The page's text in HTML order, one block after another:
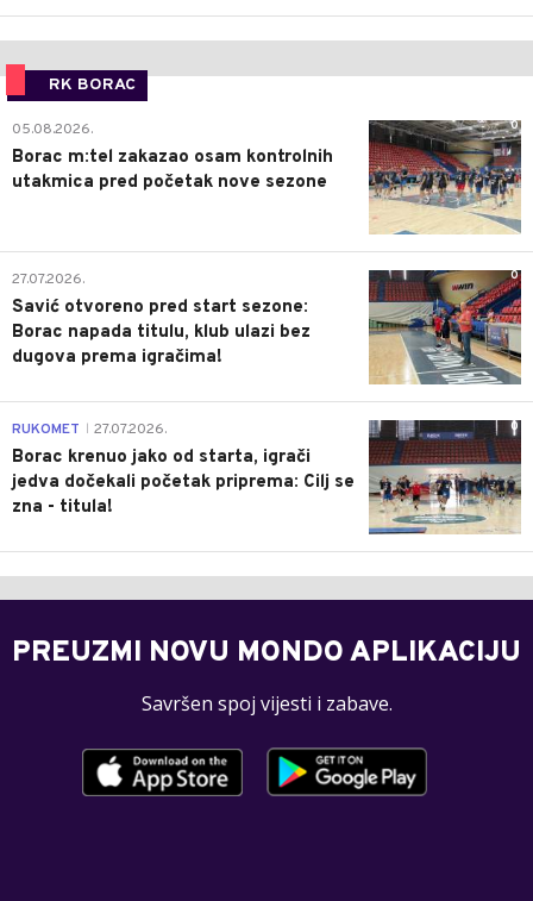
RK BORAC
0
05.08.2026.
Borac m:tel zakazao osam kontrolnih
utakmica pred početak nove sezone
0
27.07.2026.
Savić otvoreno pred start sezone:
Borac napada titulu, klub ulazi bez
dugova prema igračima!
0
RUKOMET 27.07.2026.
Borac krenuo jako od starta, igrači
jedva dočekali početak priprema: Cilj se
zna - titula!
PREUZMI NOVU MONDO APLIKACIJU
Savršen spoj vijesti i zabave.